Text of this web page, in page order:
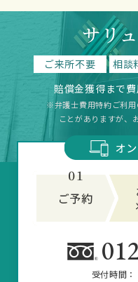
サリ
ご来所不要 相談
賠償金獲得まで
※弁護士費用特約ご利用
ことがありますが、
受付時間：